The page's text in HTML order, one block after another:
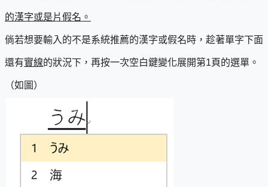
的漢字或是片假名。
倘若想要輸入的不是系統推薦的漢字或假名時，趁著單字下面
還有實線的狀況下，再按一次空白鍵變化展開第1頁的選單。
（如圖）